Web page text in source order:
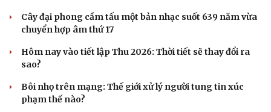
Sức khỏe
Cây thuốc
Sản phụ khoa
Blog
Cây đại phong cầm tấu một bản nhạc suốt 639 năm vừa
chuyển hợp âm thứ 17
Hôm nay vào tiết lập Thu 2026: Thời tiết sẽ thay đổi ra
sao?
Bôi nhọ trên mạng: Thế giới xử lý người tung tin xúc
phạm thế nào?